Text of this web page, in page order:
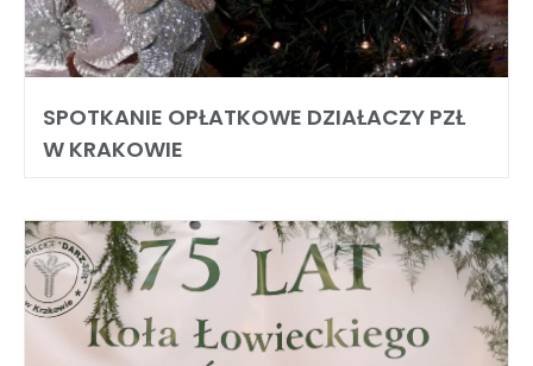
SPOTKANIE OPŁATKOWE DZIAŁACZY PZŁ
W KRAKOWIE